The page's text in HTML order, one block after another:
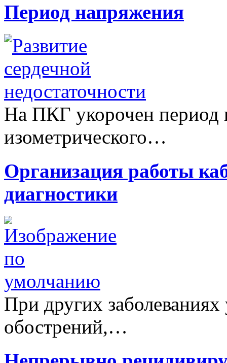
Период напряжения
На ПКГ укорочен период
изометрического…
Организация работы
диагностики
При других заболеваниях
обострений,…